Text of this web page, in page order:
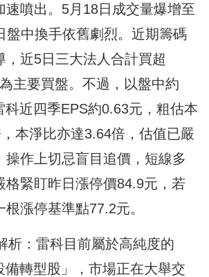
速噴出。5月18日成交量爆增至
盤中換手依舊劇烈。近期籌碼
，近5日三大法人合計買超
主要買盤。不過，以盤中約
科近四季EPS約0.63元，粗估本
本淨比亦達3.64倍，估值已嚴
操作上切忌盲目追價，短線多
格緊盯昨日漲停價84.9元，若
漲停基準點77.2元。
析：雷科目前屬於高純度的
備轉型股」，市場正在大舉交